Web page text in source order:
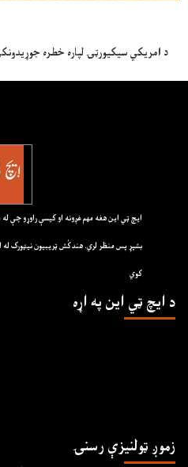
د امريکي سيکيورټۍ لپاره خطره
ايچ ټي اين هغه مهم غږونه او کيسې راوړو چې
بشپړ پس منظر لري. هندکُش ټريبيون نيټورک له
کوي
د ايچ ټي اين په اړه
زموږ ټولنیزې رسنۍ